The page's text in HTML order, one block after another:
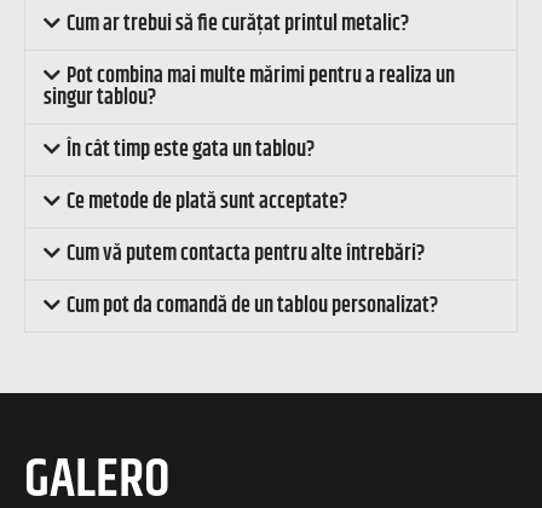
Cum ar trebui să fie curățat printul metalic?
Pot combina mai multe mărimi pentru a realiza un
singur tablou?
În cât timp este gata un tablou?
Ce metode de plată sunt acceptate?
Cum vă putem contacta pentru alte întrebări?
Cum pot da comandă de un tablou personalizat?
GALERO